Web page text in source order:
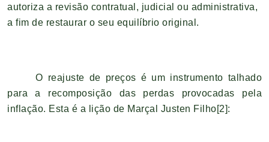
autoriza a revisão contratual, judicial ou administrativa,
a fim de restaurar o seu equilíbrio original.
O reajuste de preços é um instrumento talhado
para a recomposição das perdas provocadas pela
inflação. Esta é a lição de Marçal Justen Filho[2]: